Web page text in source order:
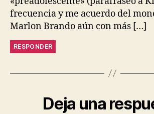
frecuencia y me acuerdo del
Marlon Brando aún con más […]
RESPONDER
Deja una